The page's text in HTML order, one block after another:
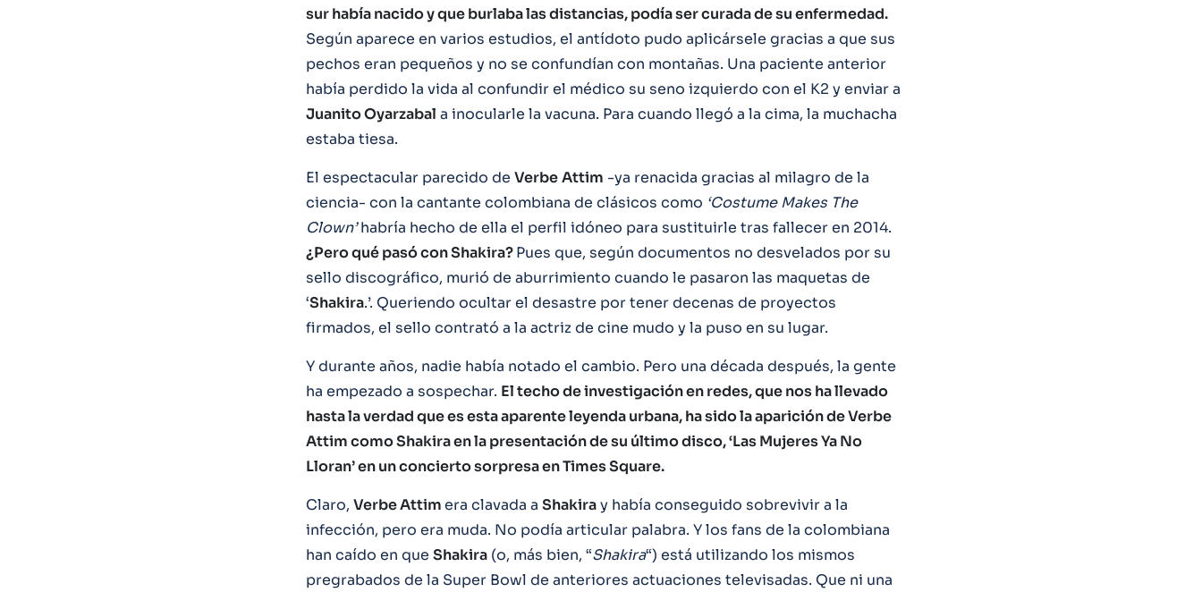
sur había nacido y que burlaba las distancias, podía ser curada de su enfermedad.
Según aparece en varios estudios, el antídoto pudo aplicársele gracias a que sus
pechos eran pequeños y no se confundían con montañas. Una paciente anterior
había perdido la vida al confundir el médico su seno izquierdo con el K2 y enviar a
Juanito Oyarzabal a inocularle la vacuna. Para cuando llegó a la cima, la muchacha
estaba tiesa.
El espectacular parecido de VerbeAttim -ya renacida gracias al milagro de la
ciencia- con la cantante colombiana de clásicos como ‘Costume Makes The
Clown’habría hecho de ella el perfil idóneo para sustituirle tras fallecer en 2014.
¿Pero qué pasó con Shakira?Pues que, según documentos no desvelados por su
sello discográfico, murió de aburrimiento cuando le pasaron las maquetas de
‘Shakira.’. Queriendo ocultar el desastre por tener decenas de proyectos
firmados, el sello contrató a la actriz de cine mudo y la puso en su lugar.
Y durante años, nadie había notado el cambio. Pero una década después, la gente
ha empezado a sospechar. El techo de investigación en redes, que nos ha llevado
hasta la verdad que es esta aparente leyenda urbana, ha sido la aparición de Verbe
Attim como Shakira en la presentación de su último disco, ‘Las Mujeres Ya No
Lloran’ en un concierto sorpresa en Times Square.
Claro, Verbe Attimera clavada a Shakiray había conseguido sobrevivir a la
infección, pero era muda. No podía articular palabra. Y los fans de la colombiana
han caído en que Shakira (o, más bien, “Shakira“) está utilizando los mismos
pregrabados de la Super Bowl de anteriores actuaciones televisadas. Que ni una